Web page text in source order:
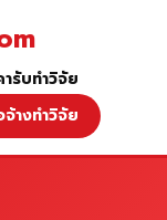
ารับทำวิจัย
างทำวิจัย